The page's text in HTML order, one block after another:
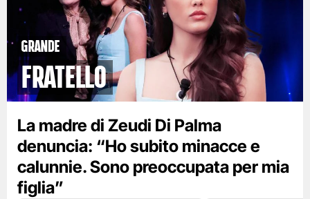
GRANDE
FRATELLO
La madre di Zeudi Di Palma
denuncia: “Ho subito minacce e
calunnie. Sono preoccupata per mia
figlia”